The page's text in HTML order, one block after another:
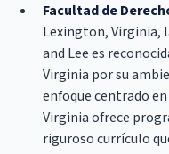
Facultad de
Lexington, Virginia,
and Lee es
Virginia por su
enfoque centrado
Virginia ofrece
riguroso currículo